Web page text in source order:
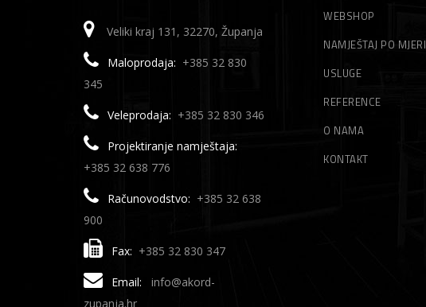
Veliki kraj 131, 32270, Županja
Maloprodaja: +385 32 830
345
Veleprodaja: +385 32 830 346
Projektiranje namještaja:
+385 32 638 776
Računovodstvo: +385 32 638
900
Fax: +385 32 830 347
Email:
info@akord-
zupanja.hr
WEBSHOP
NAMJEŠTAJ PO MJERI
USLUGE
REFERENCE
O NAMA
KONTAKT